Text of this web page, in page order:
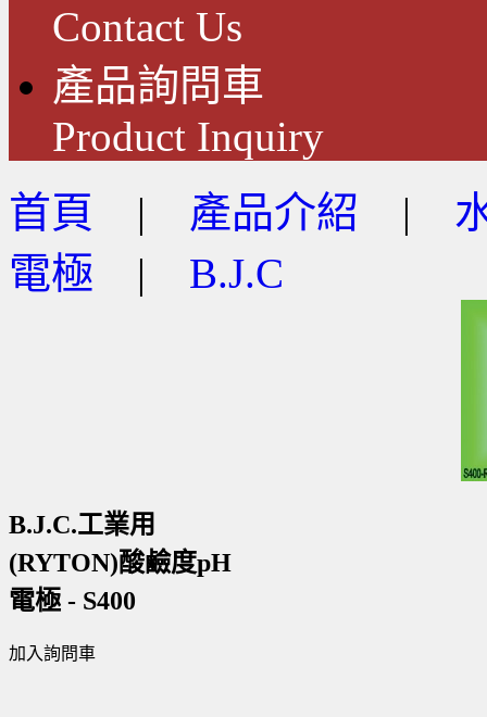
Contact Us
產品詢問車
Product Inquiry
首頁 | 產品介紹 |
電極 | B.J.C
B.J.C.工業用
(RYTON)酸鹼度pH
電極 - S400
加入詢問車